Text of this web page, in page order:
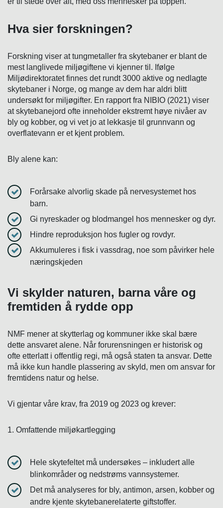
Hva sier forskningen?
Forskning viser at tungmetaller fra skytebaner er blant de
mest langlivede miljøgiftene vi kjenner til. Ifølge
Miljødirektoratet finnes det rundt 3000 aktive og nedlagte
skytebaner i Norge, og mange av dem har aldri blitt
undersøkt for miljøgifter. En rapport fra NIBIO (2021) viser
at skytebanejord ofte inneholder ekstremt høye nivåer av
bly og kobber, og vi vet jo at lekkasje til grunnvann og
overflatevann er et kjent problem.
Bly alene kan:
Forårsake alvorlig skade på nervesystemet hos
barn.
Gi nyreskader og blodmangel hos mennesker og dyr.
Hindre reproduksjon hos fugler og rovdyr.
Akkumuleres i fisk i vassdrag, noe som påvirker hele
næringskjeden
Vi skylder naturen, barna våre og
fremtiden å rydde opp
NMF mener at skytterlag og kommuner ikke skal bære
dette ansvaret alene. Når forurensningen er historisk og
ofte etterlatt i offentlig regi, må også staten ta ansvar. Dette
må ikke kun handle plassering av skyld, men om ansvar for
fremtidens natur og helse.
Vi gjentar våre krav, fra 2019 og 2023 og krever:
1. Omfattende miljøkartlegging
Hele skytefeltet må undersøkes – inkludert alle
blinkområder og nedstrøms vannsystemer.
Det må analyseres for bly, antimon, arsen, kobber og
andre kjente skytebanerelaterte giftstoffer.